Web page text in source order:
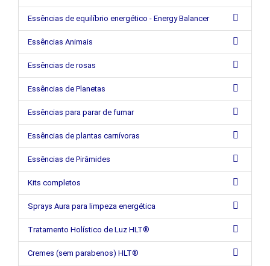
Essências de equilíbrio energético - Energy Balancer
Essências Animais
Essências de rosas
Essências de Planetas
Essências para parar de fumar
Essências de plantas carnívoras
Essências de Pirâmides
Kits completos
Sprays Aura para limpeza energética
Tratamento Holístico de Luz HLT®
Cremes (sem parabenos) HLT®